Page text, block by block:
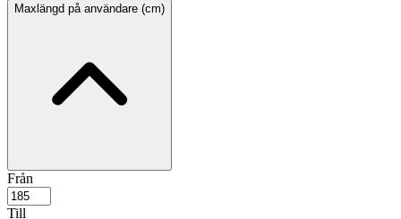
Maxlängd på användare (cm)
Från
Till